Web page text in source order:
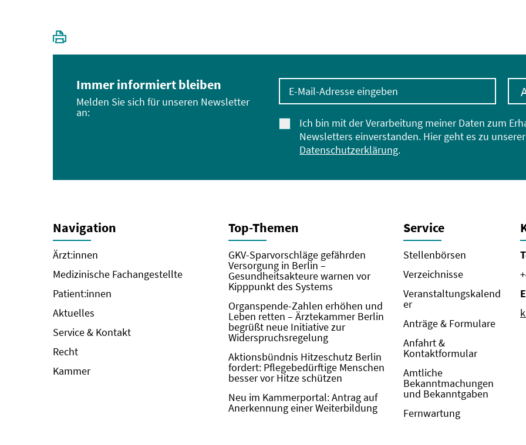
Immer informiert bleiben
Melden Sie sich für unseren Newsletter
an:
E-Mail-Adresse eingeben
Ich bin mit der Verarbeitung meiner Daten zum
Newsletters einverstanden. Hier geht es zu unserer
Datenschutzerklärung.
Navigation
Ärzt:innen
Medizinische Fachangestellte
Patient:innen
Aktuelles
Service & Kontakt
Recht
Kammer
Top-Themen
GKV-Sparvorschläge gefährden
Versorgung in Berlin –
Gesundheitsakteure warnen vor
Kipppunkt des Systems
Organspende-Zahlen erhöhen und
Leben retten – Ärztekammer Berlin
begrüßt neue Initiative zur
Widerspruchsregelung
Aktionsbündnis Hitzeschutz Berlin
fordert: Pflegebedürftige Menschen
besser vor Hitze schützen
Neu im Kammerportal: Antrag auf
Anerkennung einer Weiterbildung
Service
Stellenbörsen
Verzeichnisse
Veranstaltungskalend
er
Anträge & Formulare
Anfahrt &
Kontaktformular
Amtliche
Bekanntmachungen
und Bekanntgaben
Fernwartung